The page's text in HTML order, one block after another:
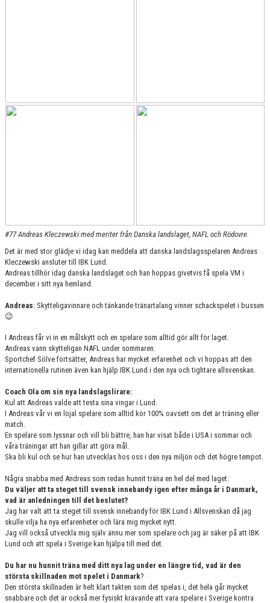
#77 Andreas Kleczewski med meriter från Danska landslaget, NAFL och Rödovre.
Det är med stor glädje vi idag kan meddela att danska landslagsspelaren Andreas
Kleczewski ansluter till IBK Lund.
Andreas tillhör idag danska landslaget och han hoppas givetvis få spela VM i
december i sitt nya hemland.
Andreas: Skytteligavinnare och tänkande tränartalang vinner schackspelet i bussen
😉
I Andreas får vi in en målskytt och en spelare som alltid gör allt för laget.
Andreas vann skytteligan NAFL under sommaren.
Sportchef Sölve fortsätter, Andreas har mycket erfarenhet och vi hoppas att den
internationella rutinen även kan hjälp IBK Lund i den nya och tightare allsvenskan.
Coach Ola om sin nya landslagslirare:
Kul att Andreas valde att testa sina vingar i Lund.
I Andreas vår vi en lojal spelare som alltid kör 100% oavsett om det är träning eller
match.
En spelare som lyssnar och vill bli bättre, han har visat både i USA i sommar och
våra träningar att han gillar att göra mål.
Ska bli kul och se hur han utvecklas hos oss i den nya miljön och det högre tempot.
Några snabba med Andreas som redan hunnit träna en hel del med laget:
Du väljer att ta steget till svensk innebandy igen efter många år i Danmark,
vad är anledningen till det beslutet?
Jag har valt att ta steget till svensk innebandy för IBK Lund i Allsvenskan då jag
skulle vilja ha nya erfarenheter och lära mig mycket nytt.
Jag vill också utveckla mig själv ännu mer som spelare och jag är säker på att IBK
Lund och att spela i Sverige kan hjälpa till med det.
Du har nu hunnit träna med ditt nya lag under en längre tid, vad är den
största skillnaden mot spelet i Danmark?
Den största skillnaden är helt klart takten som det spelas i, det hela går mycket
snabbare och det är också mer fysiskt krävande att vara spelare i Sverige kontra